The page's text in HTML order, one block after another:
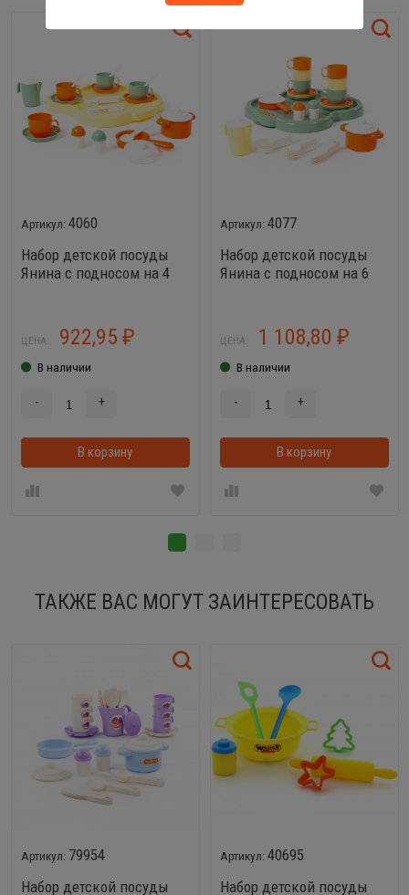
4060
Набор детской посуды
Янина с подносом на 4
ЦЕНА: 922,95 ₽
В наличии
- +
В корзину В корзинке
4077
Набор детской посуды
Янина с подносом на 6
ЦЕНА: 1 108,80 ₽
В наличии
- +
В корзину
ТАКЖЕ ВАС МОГУТ ЗАИНТЕРЕСОВАТЬ
79954
Набор детской посуды
40695
Набор детской посуды